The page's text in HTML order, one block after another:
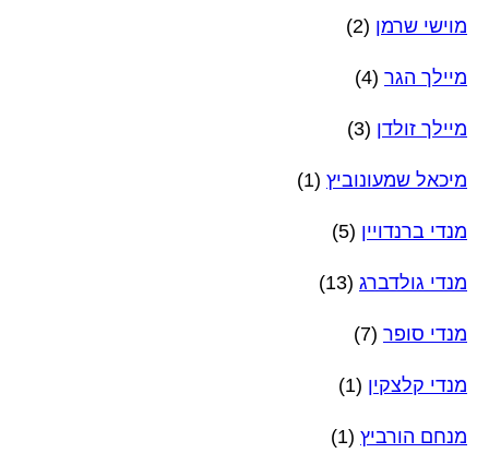
מוישי שרמן (2)
מיילך הגר (4)
מיילך זולדן (3)
מיכאל שמעונוביץ (1)
מנדי ברנדויין (5)
מנדי גולדברג (13)
מנדי סופר (7)
מנדי קלצקין (1)
מנחם הורביץ (1)